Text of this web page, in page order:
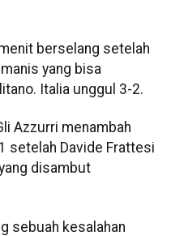
berselang setelah
yang bisa
Italia unggul 3-2.
Azzurri menambah
setelah Davide Frattesi
disambut
sebuah kesalahan